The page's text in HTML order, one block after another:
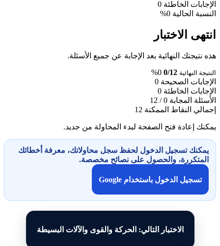
الإجابات الخاطئة 0
النسبة الحالية 0%
انتهى الاختبار
هذه نتيجتك النهائية بعد الإجابة عن جميع الأسئلة.
النتيجة النهائية 0/12
0%
الإجابات الصحيحة 0
الإجابات الخاطئة 0
الأسئلة المجابة 0 / 12
إجمالي النقاط الممكنة 12
يمكنك إعادة فتح الصفحة لبدء المحاولة من جديد.
يمكنك تسجيل الدخول لحفظ سجل محاولاتك، معرفة أخطائك
المتكررة، والحصول على نصائح مخصصة.
تسجيل الدخول باستخدام Google
الاختبار التالي: الحركة والقوى والآلات البسيطة